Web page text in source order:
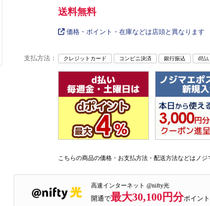
送料無料
価格・ポイント・在庫などは店頭と異なります
支払方法： クレジットカード コンビニ決済 銀行振込 d払
こちらの商品の価格・お支払方法・配送方法などはノジ
高速インターネット @nifty光
開通で最大30,100円分ポイン